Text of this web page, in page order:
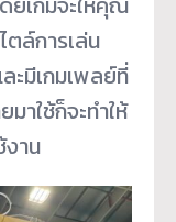
ล์การเล่น
ะมีเกมเพลย์ที่
าใช้ก็จะทำให้
าน